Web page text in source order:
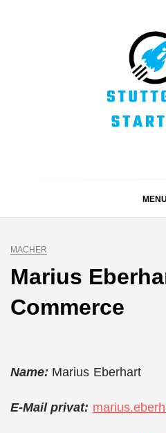
MENU
MACHER
Marius
Commerce
Name: Marius Eberhart
E-Mail privat: